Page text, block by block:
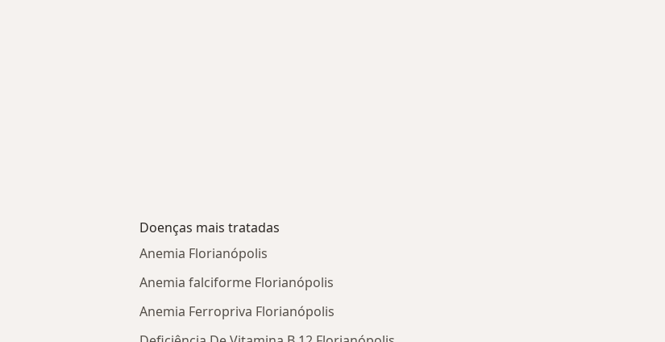
Doenças mais tratadas
Anemia Florianópolis
Anemia falciforme Florianópolis
Anemia Ferropriva Florianópolis